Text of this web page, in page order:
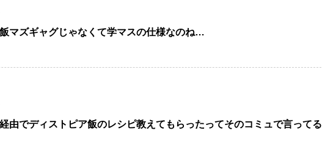
マズギャグじゃなくて学マスの仕様なのね…
由でディストピア飯のレシピ教えてもらったってそのコミュで言ってる